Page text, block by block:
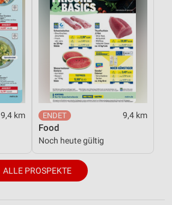
9,4 km 9,4 km
Food
Noch heute gültig
ALLE PROSPEKTE